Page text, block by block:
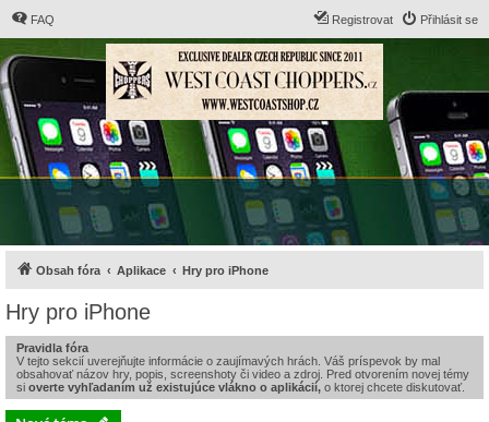
FAQ Přihlásit se
Registrovat
Obsah fóra Aplikace Hry pro iPhone
Hry pro iPhone
Pravidla fóra
V tejto sekcií uverejňujte informácie o zaujímavých hrách. Váš príspevok by mal
obsahovať názov hry, popis, screenshoty či video a zdroj. Pred otvorením novej témy
si overte vyhľadaním už existujúce vlákno o aplikácií, o ktorej chcete diskutovať.